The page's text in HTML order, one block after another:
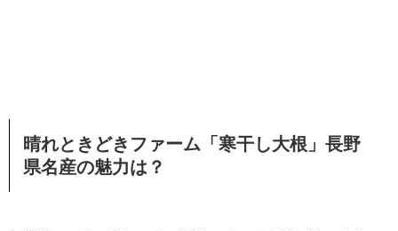
晴れときどきファーム「寒干し大根」長野
県名産の魅力は？